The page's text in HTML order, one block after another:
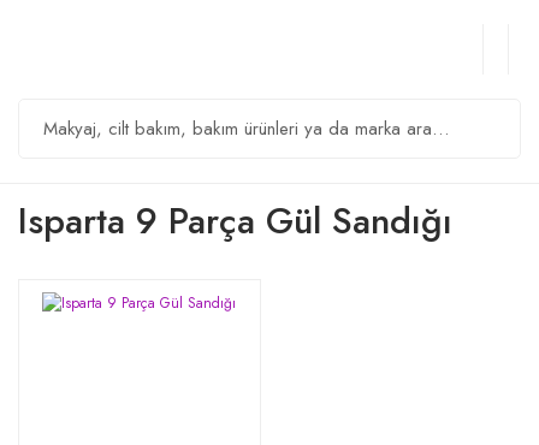
Isparta 9 Parça Gül Sandığı